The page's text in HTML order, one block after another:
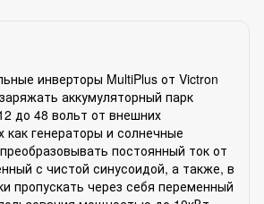
инверторы MultiPlus от Victron
аккумуляторный парк
до 48 вольт от внешних
как генераторы и солнечные
постоянный ток от
с чистой синусоидой, а также, в
пропускать через себя переменный